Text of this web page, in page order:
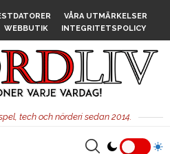
VÅRA UTMÄRKELSER
WEBBUTIK INTEGRITETSPOLICY
tech och nörderi sedan 2014.